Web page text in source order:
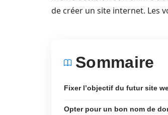
de créer un site internet. Les
Sommaire
Fixer l’objectif du futur site
Opter pour un bon nom de